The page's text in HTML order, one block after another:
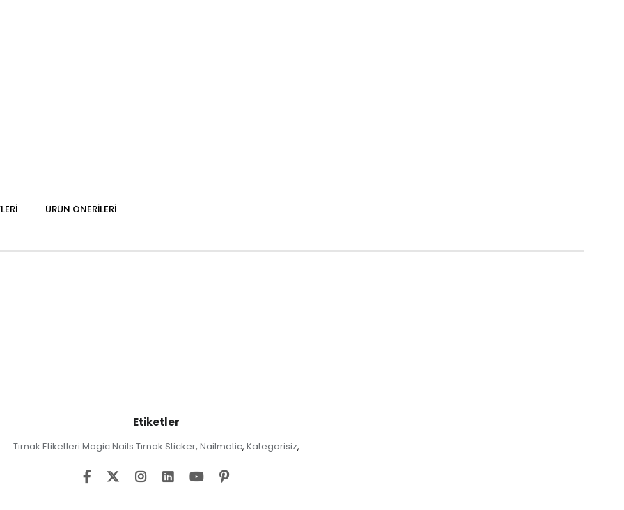
ÜRÜN ÖNERILERI
Etiketler
Tırnak Etiketleri Magic Nails Tırnak Sticker, Nailmatic, Kategorisiz,